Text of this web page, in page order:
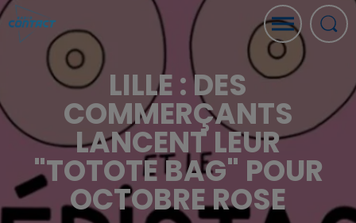
LILLE : DES
COMMERÇANTS
LANCENT LEUR
"TOTOTE BAG" POUR
OCTOBRE ROSE